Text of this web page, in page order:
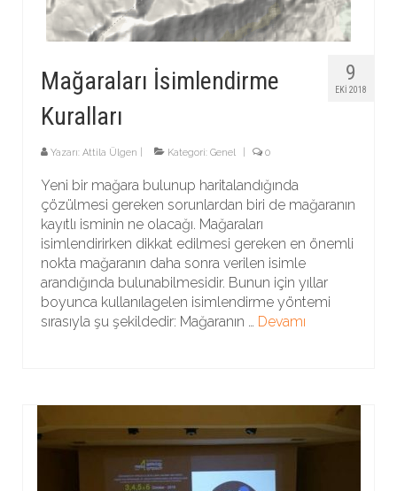
9
EKI 2018
Mağaraları İsimlendirme
Kuralları
Yazarı: Attila Ülgen Kategori: Genel 0
Yeni bir mağara bulunup haritalandığında
çözülmesi gereken sorunlardan biri de mağaranın
kayıtlı isminin ne olacağı. Mağaraları
isimlendirirken dikkat edilmesi gereken en önemli
nokta mağaranın daha sonra verilen isimle
arandığında bulunabilmesidir. Bunun için yıllar
boyunca kullanılagelen isimlendirme yöntemi
sırasıyla şu şekildedir: Mağaranın … Devamı